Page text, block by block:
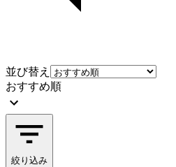
並び替え
おすすめ順
絞り込み